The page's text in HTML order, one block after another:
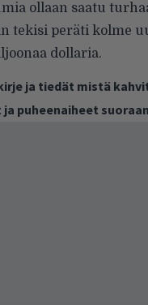
ollaan saatu
tekisi peräti kolme
dollaria.
ja tiedät mistä
puheenaiheet